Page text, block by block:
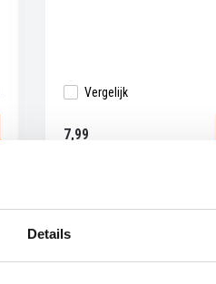
Details
Vergelijk
7,99